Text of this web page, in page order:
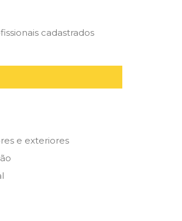
cadastrados
e exteriores